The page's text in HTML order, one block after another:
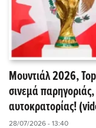
Μουντιάλ 2026,
σινεμά
αυτοκρατορίας!
28/07/2026 - 13:40